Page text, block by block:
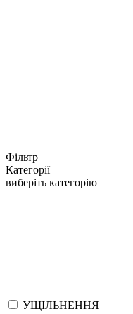
Фільтр
Категорії
виберіть категорію
УЩІЛЬНЕННЯ